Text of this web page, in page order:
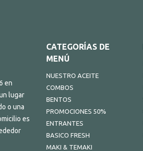
en
lugar
o una
es
CATEGORÍAS DE
MENÚ
NUESTRO ACEITE
COMBOS
BENTOS
PROMOCIONES 50%
ENTRANTES
BASICO FRESH
MAKI & TEMAKI